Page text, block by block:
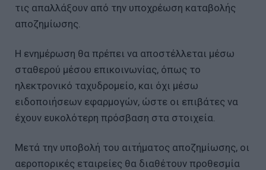
τις απαλλάξουν από την υποχρέωση καταβολής
αποζημίωσης.
Η ενημέρωση θα πρέπει να αποστέλλεται μέσω
σταθερού μέσου επικοινωνίας, όπως το
ηλεκτρονικό ταχυδρομείο, και όχι μέσω
ειδοποιήσεων εφαρμογών, ώστε οι επιβάτες να
έχουν ευκολότερη πρόσβαση στα στοιχεία.
Μετά την υποβολή του αιτήματος αποζημίωσης, οι
αεροπορικές εταιρείες θα διαθέτουν προθεσμία